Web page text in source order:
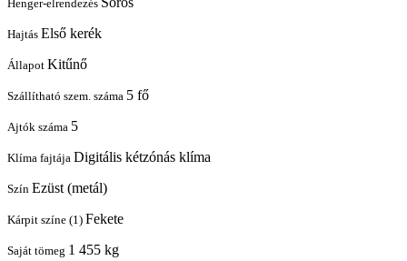
Henger-elrendezés
Hajtás Első kerék
Állapot Kitűnő
Szállítható szem. száma 5 fő
Ajtók száma 5
Klíma fajtája Digitális kétzónás klíma
Szín Ezüst (metál)
Kárpit színe (1) Fekete
Saját tömeg 1 455 kg